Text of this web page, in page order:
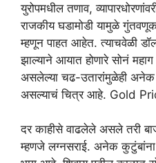
युरोपमधील तणाव,
राजकीय घडामोडी यामुळे
म्हणून पाहत आहेत. त्याचवेळी
झाल्याने आयात होणारे सोनं
असलेल्या चढ-उतारांमुळेही
असल्याचं चित्र आहे. Gold
दर काहीसे वाढलेले असले तरी
म्हणजे लग्नसराई. अनेक कुटुंबांना